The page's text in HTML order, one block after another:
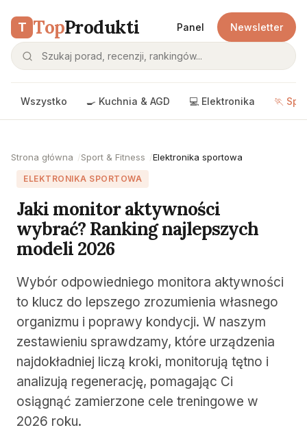
T TopProdukti Panel Newsletter
Wszystko 🍳 Kuchnia & AGD 💻 Elektronika 🏃
Strona główna Sport & Fitness Elektronika sportowa
ELEKTRONIKA SPORTOWA
Jaki monitor aktywności
wybrać? Ranking najlepszych
modeli 2026
Wybór odpowiedniego monitora aktywności
to klucz do lepszego zrozumienia własnego
organizmu i poprawy kondycji. W naszym
zestawieniu sprawdzamy, które urządzenia
najdokładniej liczą kroki, monitorują tętno i
analizują regenerację, pomagając Ci
osiągnąć zamierzone cele treningowe w
2026 roku.